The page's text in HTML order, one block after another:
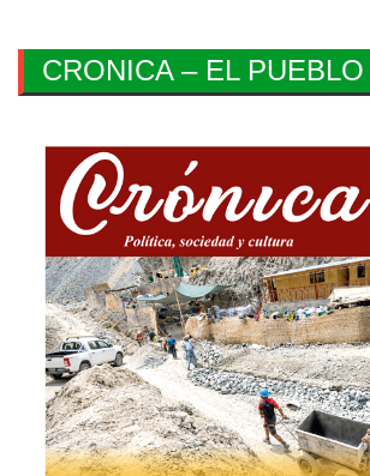
CRONICA – EL PUEBLO